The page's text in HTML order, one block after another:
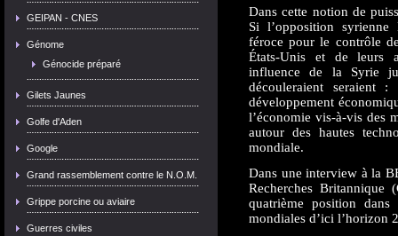
GEIPAN - CNES
Génome
Génocide préparé
Gilets Jaunes
Golfe d'Aden
Google
Grand rassemblement contre le N.O.M.
Grippe porcine ou aviaire
Guerres civiles
Dans cette notion de
Si l’opposition
féroce pour le contrôle
États-Unis et de leurs
influence de la Syrie
découleraient seraient
développement
l’économie vis-à-vis des
autour des hautes
mondiale.
Dans une interview à la
Recherches
quatrième position dans
mondiales d’ici l’horizon